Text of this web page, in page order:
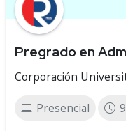
Pregrado en
Corporación
Presencial